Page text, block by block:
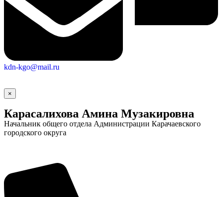
kdn-kgo@mail.ru
×
Карасалихова Амина Музакировна
Начальник общего отдела Администрации Карачаевского
городского округа